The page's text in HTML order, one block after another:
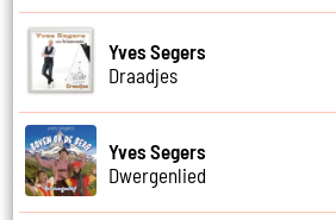
Yves Segers
Draadjes
Yves Segers
Dwergenlied